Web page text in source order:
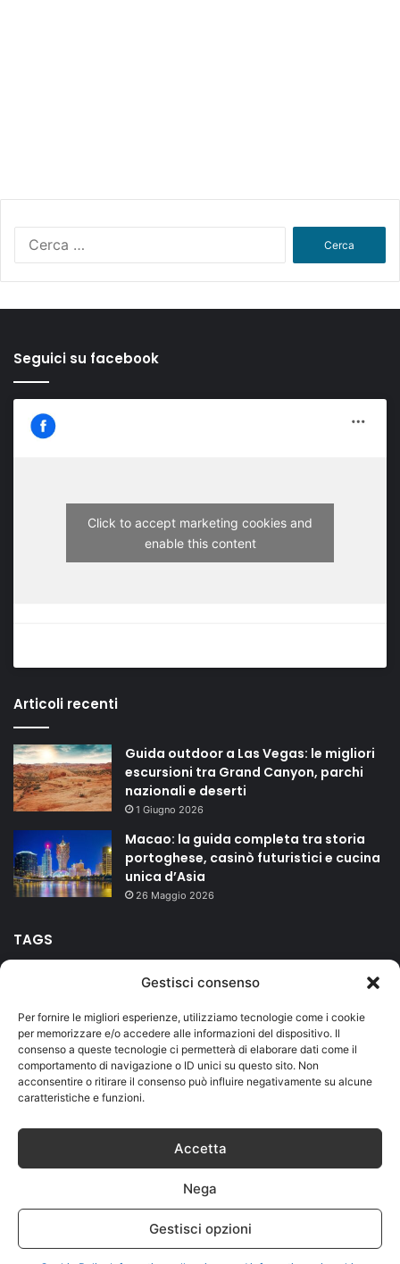
Gestisci consenso
Per fornire le migliori esperienze, utilizziamo tecnologie come i cookie
per memorizzare e/o accedere alle informazioni del dispositivo. Il
consenso a queste tecnologie ci permetterà di elaborare dati come il
comportamento di navigazione o ID unici su questo sito. Non
acconsentire o ritirare il consenso può influire negativamente su alcune
caratteristiche e funzioni.
Accetta
Nega
Gestisci opzioni
Seguici su facebook
Click to accept marketing cookies and
enable this content
Articoli recenti
Guida outdoor a Las Vegas: le migliori
escursioni tra Grand Canyon, parchi
nazionali e deserti
1 Giugno 2026
Macao: la guida completa tra storia
portoghese, casinò futuristici e cucina
unica d’Asia
26 Maggio 2026
TAGS
Duomo Firenze hotel isole Lago di Garda mare
Milano montagna riviera romagnola Roma Salento
Sicilia terme vacanze
Partita IVA IT01419730559
Privacy and Cookies Contatti